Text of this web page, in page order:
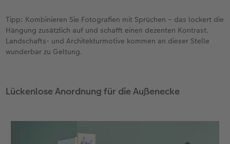
Tipp: Kombinieren Sie Fotografien mit Sprüchen – das lockert die
Hängung zusätzlich auf und schafft einen dezenten Kontrast.
Landschafts- und Architekturmotive kommen an dieser Stelle
wunderbar zu Geltung.
Lückenlose Anordnung für die Außenecke